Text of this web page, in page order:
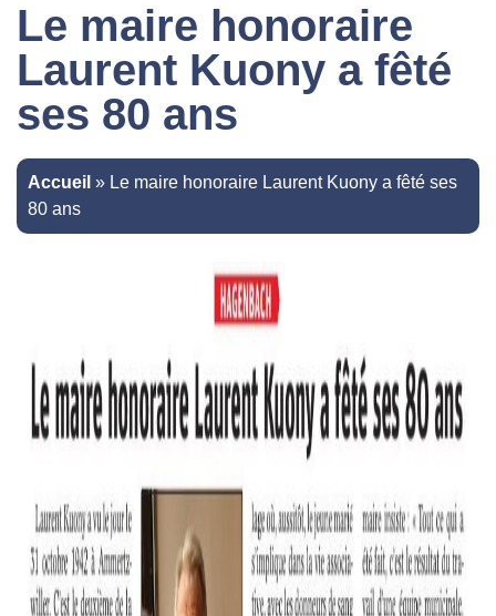
Le maire honoraire
Laurent Kuony a fêté
ses 80 ans
Accueil » Le maire honoraire Laurent Kuony a fêté ses
80 ans